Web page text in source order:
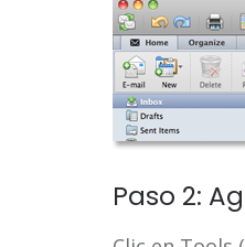
Paso 2: